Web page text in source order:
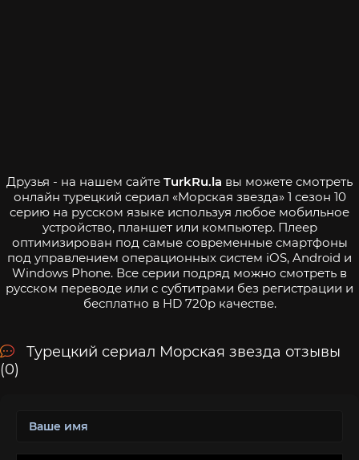
Друзья - на нашем сайте TurkRu.la вы можете смотреть
онлайн турецкий сериал «Морская звезда» 1 сезон 10
серию на русском языке используя любое мобильное
устройство, планшет или компьютер. Плеер
оптимизирован под самые современные смартфоны
под управлением операционных систем iOS, Android и
Windows Phone. Все серии подряд можно смотреть в
русском переводе или с субтитрами без регистрации и
бесплатно в HD 720p качестве.
Турецкий сериал Морская звезда отзывы
(0)